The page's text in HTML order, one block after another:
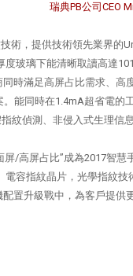
瑞典PB公司CEO
，提供技術領先業界的
玻璃下能清晰取讀高達
時滿足高屏占比需求、
能同時在1.4mA超省電
紋偵測、非侵入式生理
屏/高屏占比”成為2017
容指紋晶片，光學指
置升級戰中，為客戶提供